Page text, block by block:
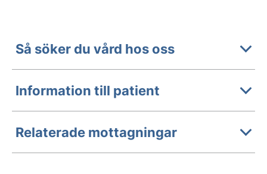
Så söker du vård hos oss
Information till patient
Relaterade mottagningar